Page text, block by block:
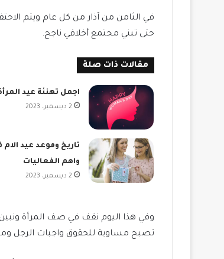
في الثامن من آذار من كل عام ويتم
حتى تبني مجتمع أخلاقي ناجح.
مقالات ذات صلة
اجمل تهنئة عيد
2 ديسمبر، 2023
تاريخ وموعد عيد الام
واهم الفعاليات
2 ديسمبر، 2023
وفي هذا اليوم نقف في صف المرأة
تصبح مساوية للحقوق واجبات الرجل ومع